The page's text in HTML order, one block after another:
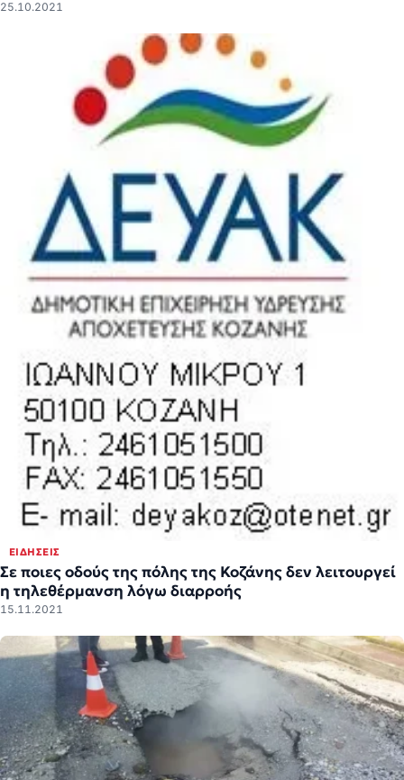
25.10.2021
ΕΙΔΉΣΕΙΣ
Σε ποιες οδούς της πόλης της Κοζάνης δεν λειτουργεί
η τηλεθέρμανση λόγω διαρροής
15.11.2021